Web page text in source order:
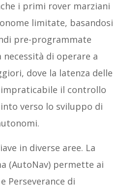
i primi rover marziani
limitate, basandosi
pre-programmate
necessità di operare a
dove la latenza delle
il controllo
verso lo sviluppo di
in diverse aree. La
(AutoNav) permette ai
Perseverance di